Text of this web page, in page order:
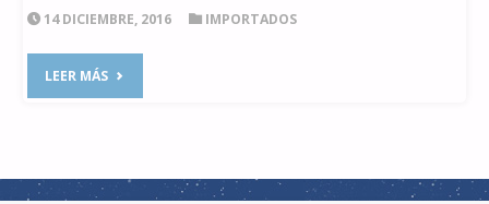
14 DICIEMBRE, 2016 IMPORTADOS
LEER MÁS"CTB1"